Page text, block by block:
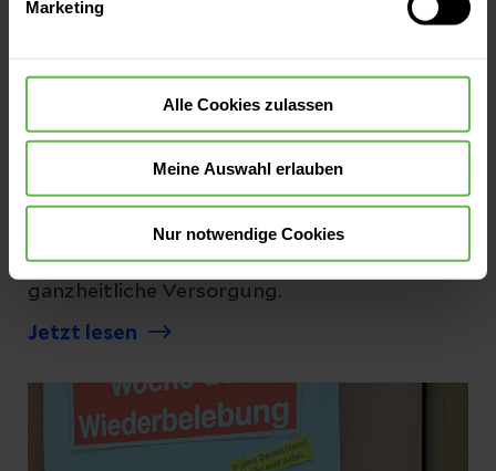
widerrufen.
Marketing
Alle Cookies zulassen
Meine Auswahl erlauben
Nur notwendige Cookies
Früherkennung und ganzheitliche
Versorgung bei Darmkrebs
März ist Darmkrebsmonat – Kliniken Freital
und Pirna setzen auf Früherkennung und
ganzheitliche Versorgung.
Jetzt lesen